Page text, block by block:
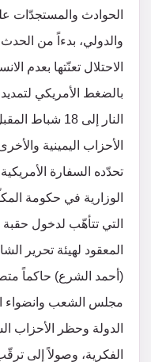
الحوادث والمستجدّات
والدولي، بدءاً من
الاحتلال تعنّتها بعدم
بالضغط الأمريكي
النار إلى 18
الأحزاب اليمينية
تحدّده السفارة
الوزارية في حكومة
التي تتأهّب لدخول
المعقود لهيئة تحرير
(أحمد الشرع) حاكماً
مجلس الشعب وانضواء
الدولة وحظر الأحزاب
الفكرية، وصولاً إلى